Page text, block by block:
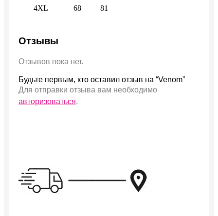
4XL
68 81
Отзывы
Отзывов пока нет.
Будьте первым, кто оставил отзыв на “Venom”
Для отправки отзыва вам необходимо
авторизоваться.